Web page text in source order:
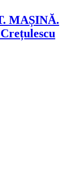
MAȘINĂ.